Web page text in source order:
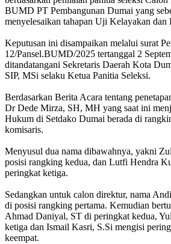
BUMD PT Pembangunan Dumai yang
menyelesaikan tahapan Uji Kelayakan
Keputusan ini disampaikan melalui surat
12/Pansel.BUMD/2025 tertanggal 2
ditandatangani Sekretaris Daerah Kota
SIP, MSi selaku Ketua Panitia Seleksi.
Berdasarkan Berita Acara tentang
Dr Dede Mirza, SH, MH yang saat ini
Hukum di Setdako Dumai berada di
komisaris.
Menyusul dua nama dibawahnya, yakni
posisi rangking kedua, dan Lutfi Hendra
peringkat ketiga.
Sedangkan untuk calon direktur, nama
di posisi rangking pertama. Kemudian
Ahmad Daniyal, ST di peringkat kedua,
ketiga dan Ismail Kasri, S.Si mengisi
keempat.